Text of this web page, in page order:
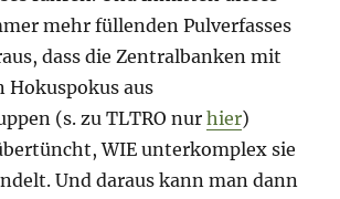
mehr füllenden Pulverfasses
dass die Zentralbanken mit
Hokuspokus aus
(s. zu TLTRO nurhier)
WIE unterkomplex sie
Und daraus kann man dann